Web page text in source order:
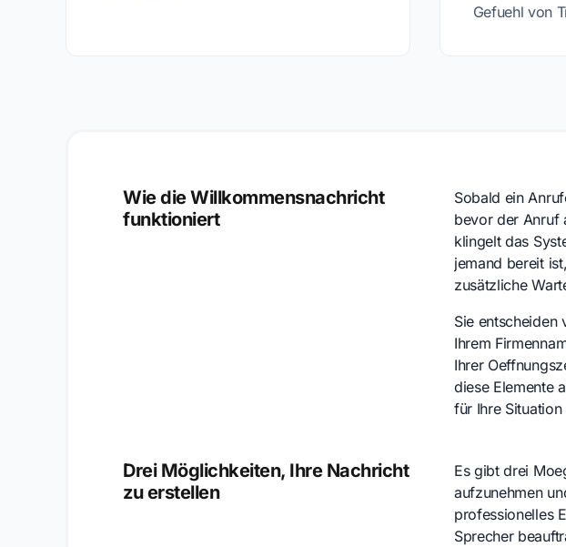
Gefuehl von
Wie die Willkommensnachricht
funktioniert
Sobald ein
bevor der Anruf
klingelt das
jemand bereit
zusätzliche
Sie entscheiden
Ihrem
Ihrer
diese Elemente
für Ihre
Drei Möglichkeiten, Ihre Nachricht
zu erstellen
Es gibt drei
aufzunehmen
professionelles
Sprecher